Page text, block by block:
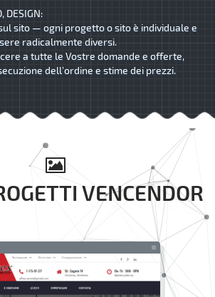
DESIGN:
sito — ogni progetto o sito è individuale e
radicalmente diversi.
a tutte le Vostre domande e offerte,
dell’ordine e stime dei prezzi.
VENCENDOR